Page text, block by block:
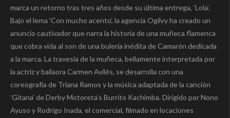
marca un retorno tras tres años desde su última entrega, ‘Lola’.
Bajo el lema ‘Con mucho acento’, la agencia Ogilvy ha creado un
anuncio cautivador que narra la historia de una muñeca flamenca
que cobra vida al son de una bulería inédita de Camarón dedicada
a la marca. La travesía de la muñeca, bellamente interpretada por
la actriz y bailaora Carmen Avilés, se desarrolla con una
coreografía de Triana Ramos y la música adaptada de la canción
‘Gitana’ de Derby Motoreta’s Burrito Kachimba. Dirigido por Nono
Ayuso y Rodrigo Inada, el comercial, filmado en locaciones